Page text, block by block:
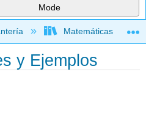
Mode
jerarquía global
Matemáticas
y Ejemplos